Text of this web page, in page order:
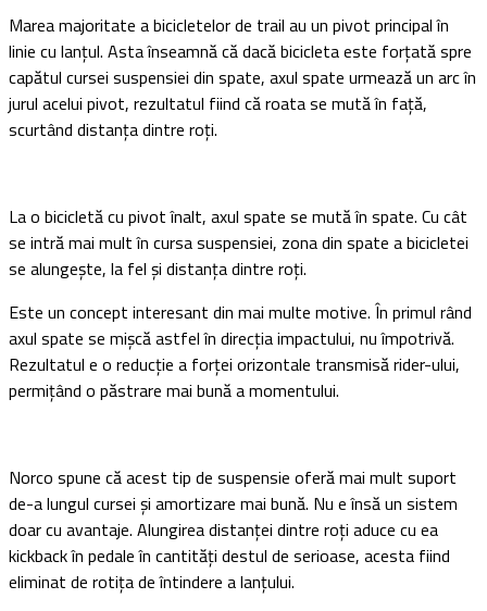
Marea majoritate a bicicletelor de trail au un pivot principal în
linie cu lanțul. Asta înseamnă că dacă bicicleta este forțată spre
capătul cursei suspensiei din spate, axul spate urmează un arc în
jurul acelui pivot, rezultatul fiind că roata se mută în față,
scurtând distanța dintre roți.
La o bicicletă cu pivot înalt, axul spate se mută în spate. Cu cât
se intră mai mult în cursa suspensiei, zona din spate a bicicletei
se alungește, la fel și distanța dintre roți.
Este un concept interesant din mai multe motive. În primul rând
axul spate se mișcă astfel în direcția impactului, nu împotrivă.
Rezultatul e o reducție a forței orizontale transmisă rider-ului,
permițând o păstrare mai bună a momentului.
Norco spune că acest tip de suspensie oferă mai mult suport
de-a lungul cursei și amortizare mai bună. Nu e însă un sistem
doar cu avantaje. Alungirea distanței dintre roți aduce cu ea
kickback în pedale în cantități destul de serioase, acesta fiind
eliminat de rotița de întindere a lanțului.